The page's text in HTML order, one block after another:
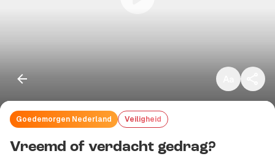
Goedemorgen Nederland Veiligheid
Vreemd of verdacht gedrag?